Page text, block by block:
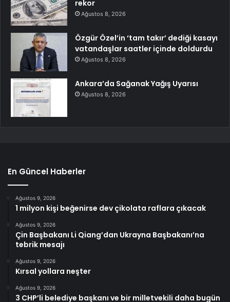
rekor
Ağustos 8, 2026
Özgür Özel’in ‘tam takır’ dediği kasayı
vatandaşlar saatler içinde doldurdu
Ağustos 8, 2026
Ankara’da Sağanak Yağış Uyarısı
Ağustos 8, 2026
En Güncel Haberler
Ağustos 9, 2026
1 milyon kişi beğenirse dev çikolata raflara çıkacak
Ağustos 9, 2026
Çin Başbakanı Li Qiang’dan Ukrayna Başbakanı’na
tebrik mesajı
Ağustos 9, 2026
Kırsal yollara neşter
Ağustos 9, 2026
3 CHP’li belediye başkanı ve bir milletvekili daha bugün